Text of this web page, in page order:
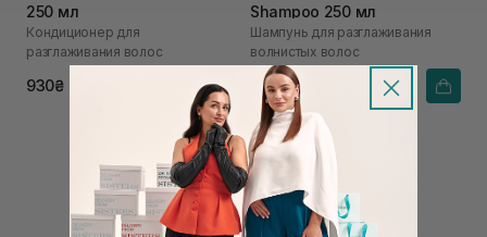
250 мл
Кондиционер для
разглаживания волос
930₴
Shampoo 250 мл
Шампунь для разглаживания
волнистых волос
884₴